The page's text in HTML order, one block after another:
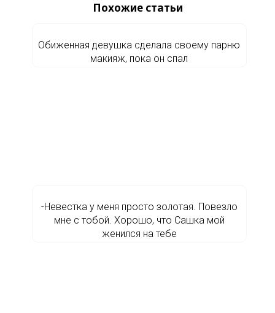
Похожие статьи
Обиженная девушка сделала своему парню
макияж, пока он спал
-Невестка у меня просто золотая. Повезло
мне с тобой. Хорошо, что Сашка мой
женился на тебе